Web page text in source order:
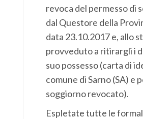
revoca del permesso di
dal Questore della
data 23.10.2017 e, allo
provveduto a ritirargli i
suo possesso (carta di
comune di Sarno (SA) e
soggiorno revocato).
Espletate tutte le